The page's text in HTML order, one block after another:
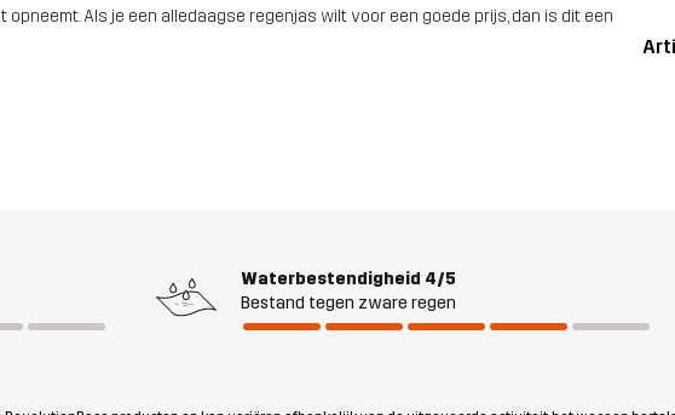
Als je een alledaagse regenjas wilt voor een goede prijs, dan is dit een
Waterbestendigheid 4/5
Bestand tegen zware regen